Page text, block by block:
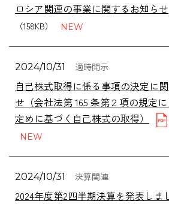
ロシア関連の事業に関するお知らせ
（158KB）
2024/10/31 適時開示
自己株式取得に係る事項の決定に
せ（会社法第 165 条第２項の規定
定めに基づく自己株式の取得）
2024/10/31 決算関連
2024年度第2四半期決算を発表しま